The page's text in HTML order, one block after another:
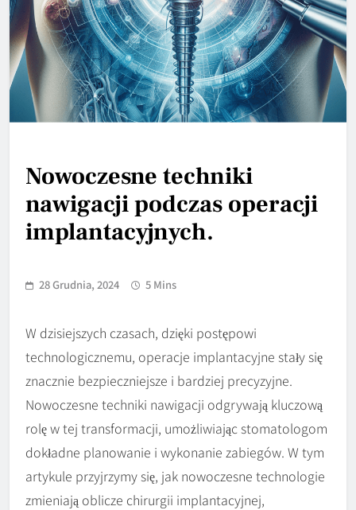
Nowoczesne techniki
nawigacji podczas operacji
implantacyjnych.
28 Grudnia, 2024 5 Mins
W dzisiejszych czasach, dzięki postępowi
technologicznemu, operacje implantacyjne stały się
znacznie bezpieczniejsze i bardziej precyzyjne.
Nowoczesne techniki nawigacji odgrywają kluczową
rolę w tej transformacji, umożliwiając stomatologom
dokładne planowanie i wykonanie zabiegów. W tym
artykule przyjrzymy się, jak nowoczesne technologie
zmieniają oblicze chirurgii implantacyjnej,